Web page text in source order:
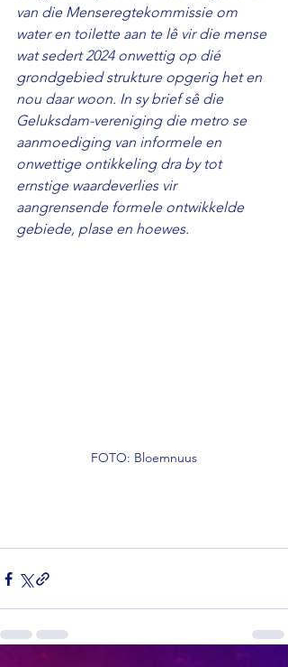
van die Menseregtekommissie om
water en toilette aan te lê vir die mense
wat sedert 2024 onwettig op dié
grondgebied strukture opgerig het en
nou daar woon. In sy brief sê die
Geluksdam-vereniging die metro se
aanmoediging van informele en
onwettige ontikkeling dra by tot
ernstige waardeverlies vir
aangrensende formele ontwikkelde
gebiede, plase en hoewes.
FOTO: Bloemnuus